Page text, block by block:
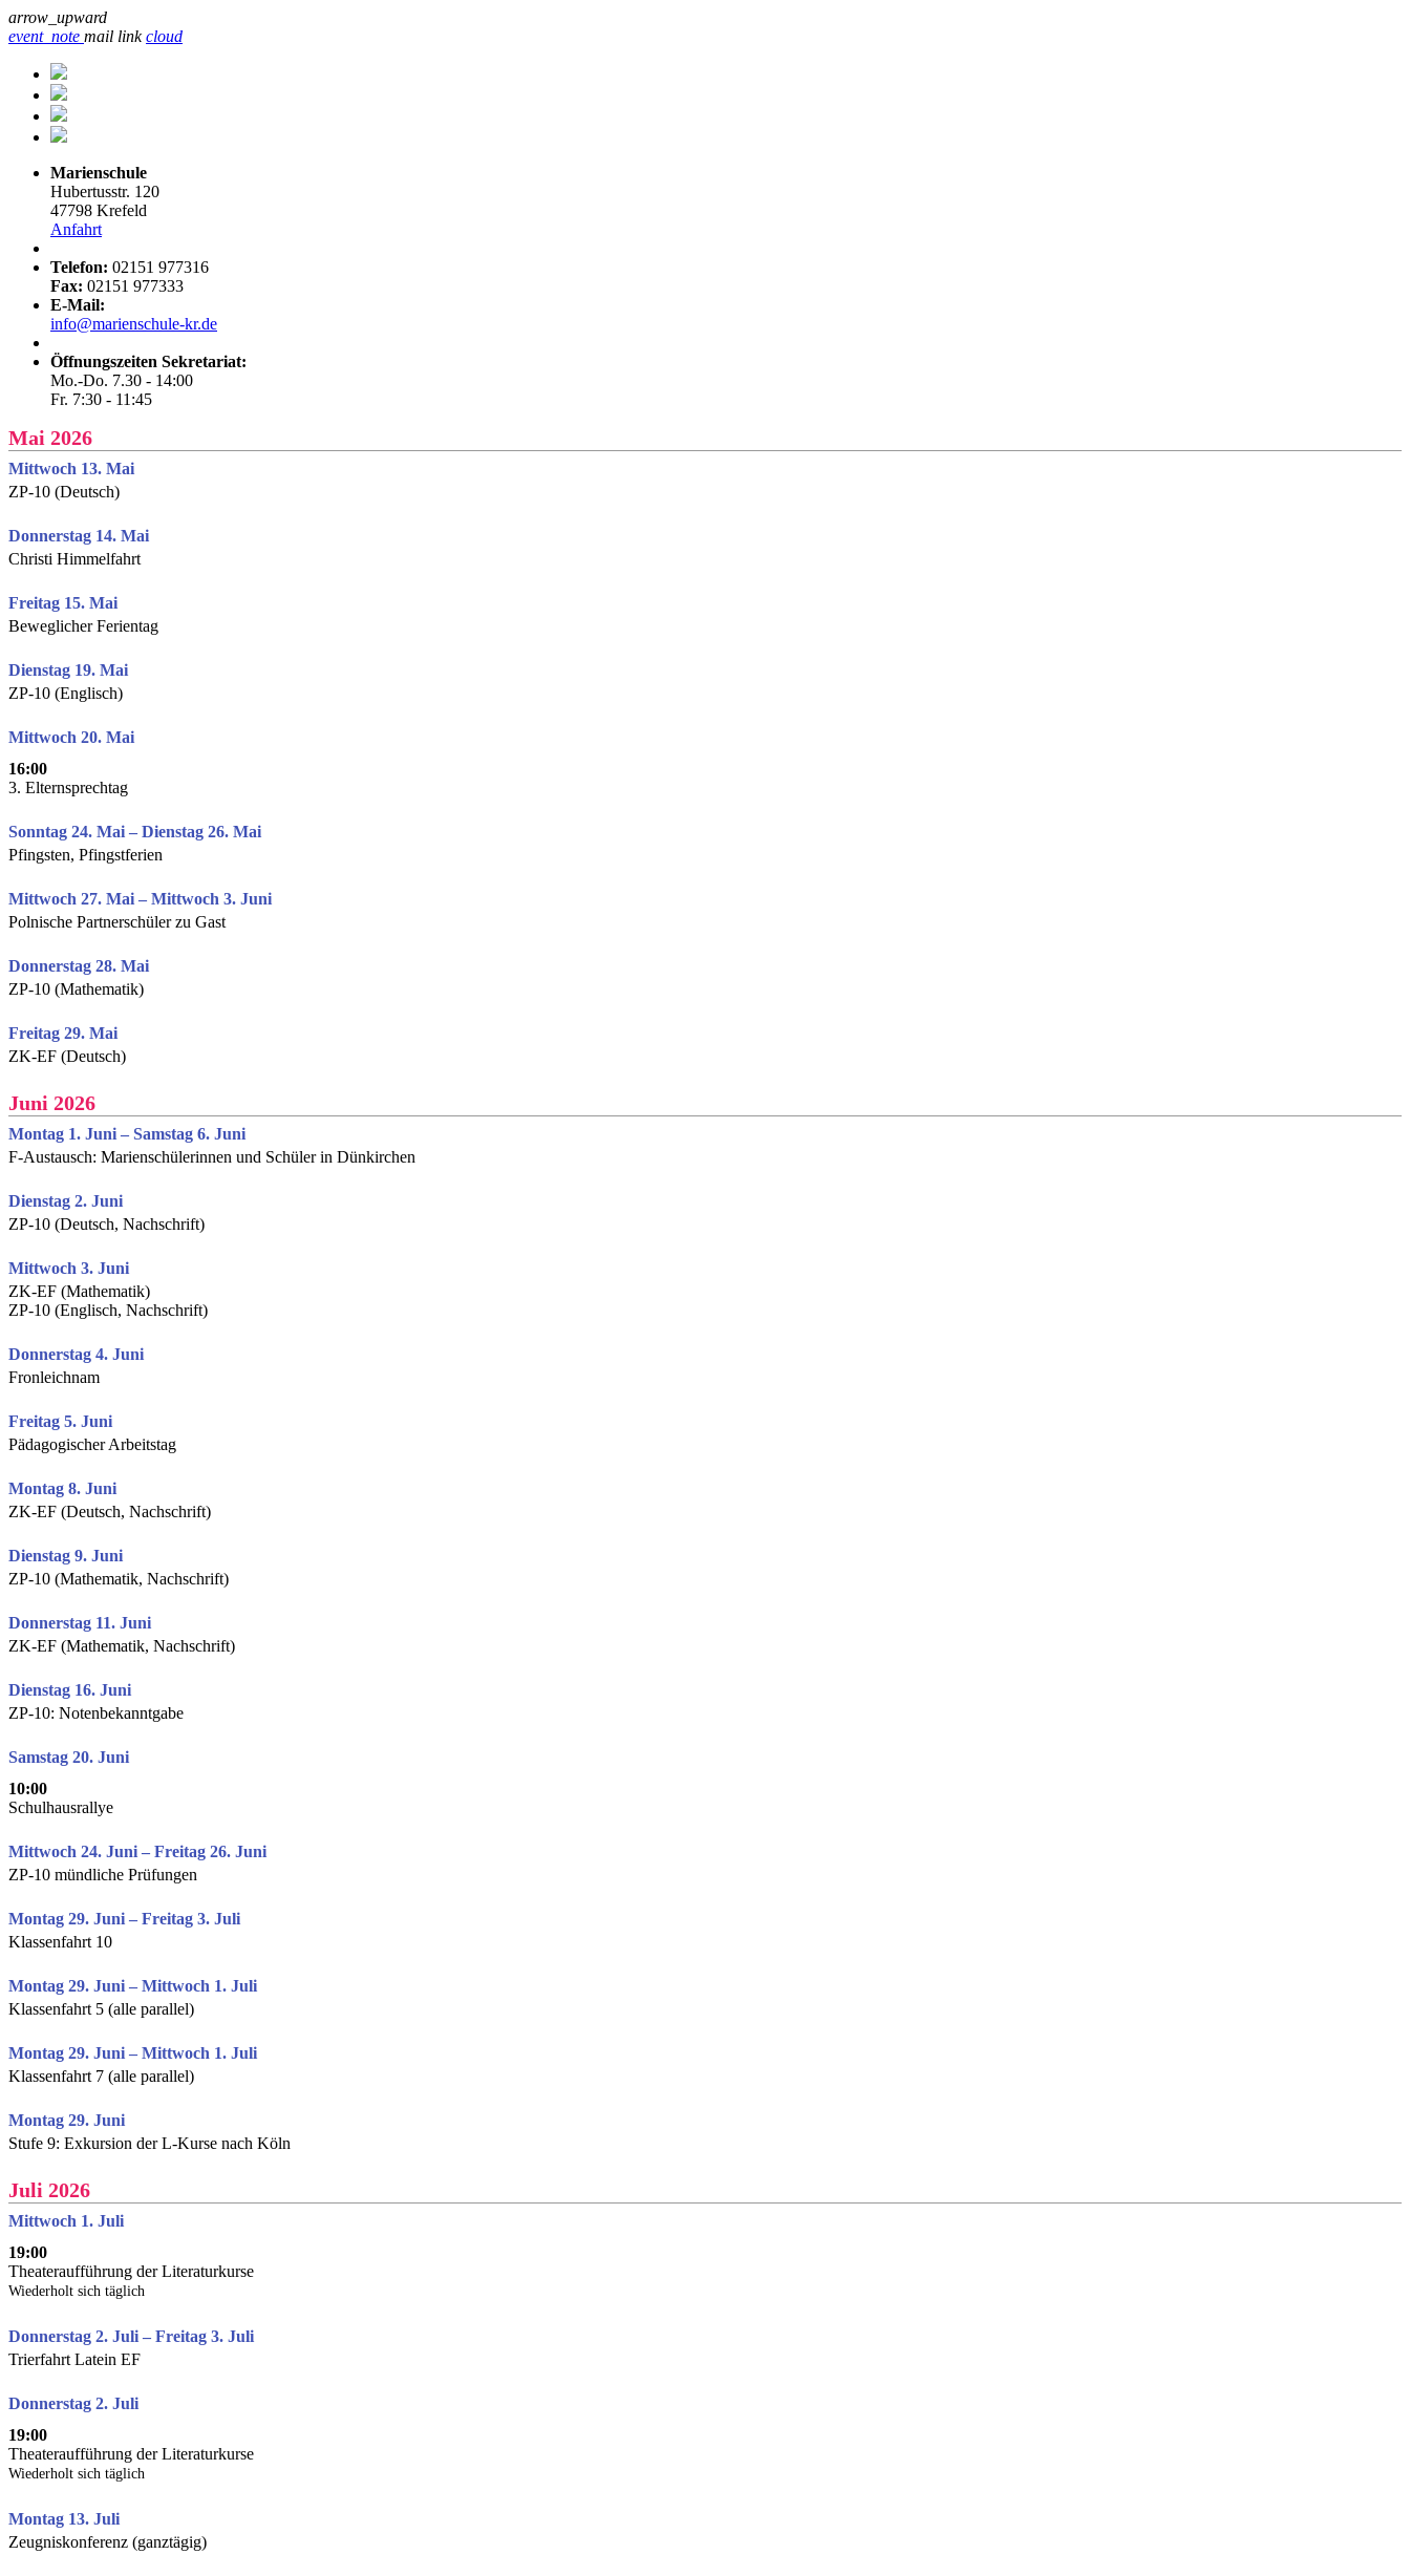
arrow_upward
event_note mail link cloud
Marienschule
Hubertusstr. 120
47798 Krefeld
Anfahrt
Telefon: 02151 977316
Fax: 02151 977333
E-Mail:
info@marienschule-kr.de
Öffnungszeiten Sekretariat:
Mo.-Do. 7.30 - 14:00
Fr. 7:30 - 11:45
Mai 2026
Mittwoch 13. Mai
ZP-10 (Deutsch)
Donnerstag 14. Mai
Christi Himmelfahrt
Freitag 15. Mai
Beweglicher Ferientag
Dienstag 19. Mai
ZP-10 (Englisch)
Mittwoch 20. Mai
16:00
3. Elternsprechtag
Sonntag 24. Mai – Dienstag 26. Mai
Pfingsten, Pfingstferien
Mittwoch 27. Mai – Mittwoch 3. Juni
Polnische Partnerschüler zu Gast
Donnerstag 28. Mai
ZP-10 (Mathematik)
Freitag 29. Mai
ZK-EF (Deutsch)
Juni 2026
Montag 1. Juni – Samstag 6. Juni
F-Austausch: Marienschülerinnen und Schüler in Dünkirchen
Dienstag 2. Juni
ZP-10 (Deutsch, Nachschrift)
Mittwoch 3. Juni
ZK-EF (Mathematik)
ZP-10 (Englisch, Nachschrift)
Donnerstag 4. Juni
Fronleichnam
Freitag 5. Juni
Pädagogischer Arbeitstag
Montag 8. Juni
ZK-EF (Deutsch, Nachschrift)
Dienstag 9. Juni
ZP-10 (Mathematik, Nachschrift)
Donnerstag 11. Juni
ZK-EF (Mathematik, Nachschrift)
Dienstag 16. Juni
ZP-10: Notenbekanntgabe
Samstag 20. Juni
10:00
Schulhausrallye
Mittwoch 24. Juni – Freitag 26. Juni
ZP-10 mündliche Prüfungen
Montag 29. Juni – Freitag 3. Juli
Klassenfahrt 10
Montag 29. Juni – Mittwoch 1. Juli
Klassenfahrt 5 (alle parallel)
Montag 29. Juni – Mittwoch 1. Juli
Klassenfahrt 7 (alle parallel)
Montag 29. Juni
Stufe 9: Exkursion der L-Kurse nach Köln
Juli 2026
Mittwoch 1. Juli
19:00
Theateraufführung der Literaturkurse
Wiederholt sich täglich
Donnerstag 2. Juli – Freitag 3. Juli
Trierfahrt Latein EF
Donnerstag 2. Juli
19:00
Theateraufführung der Literaturkurse
Wiederholt sich täglich
Montag 13. Juli
Zeugniskonferenz (ganztägig)